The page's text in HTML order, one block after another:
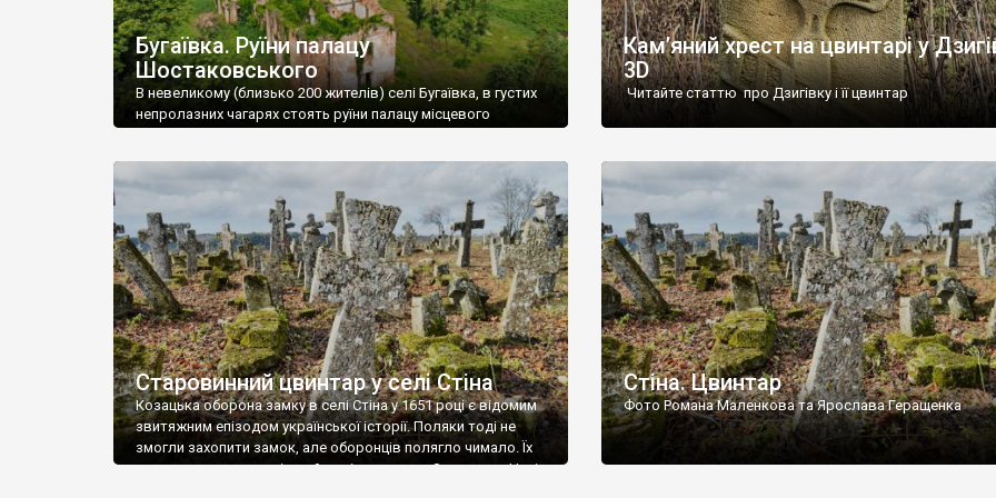
Бугаївка. Руїни палацу
Шостаковського
В невеликому (близько 200 жителів) селі Бугаївка, в густих
непролазних чагарях стоять руїни палацу місцевого
потім клуб, ще пізніше – гуртожиток. У 60-х роках минулого
століття тут розмістили туберкульозну лікарню. Коли із
палацу виїхала лікарня – ми точно не […]
Кам’яний хрест на цвинтарі у
3D
Читайте статтю про Дзигівку і її цвинтар
Старовинний цвинтар у селі Стіна
Козацька оборона замку в селі Стіна у 1651 році є відомим
звитяжним епізодом української історії. Поляки тоді не
змогли захопити замок, але оборонців полягло чимало. Їх
поховали на цвинтарі, який тоді називався Замковим. Нині
Стіна. Цвинтар
Фото Романа Маленкова та Ярослава Геращенка